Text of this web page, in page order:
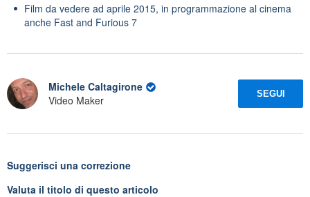
Film da vedere ad aprile 2015, in programmazione al cinema
anche Fast and Furious 7
Michele Caltagirone
Video Maker
SEGUI
Suggerisci una correzione
Valuta il titolo di questo articolo